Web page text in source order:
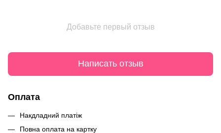
Добавьте первый отзыв
Написать отзыв
Оплата
Накдладний платіж
Повна оплата на картку